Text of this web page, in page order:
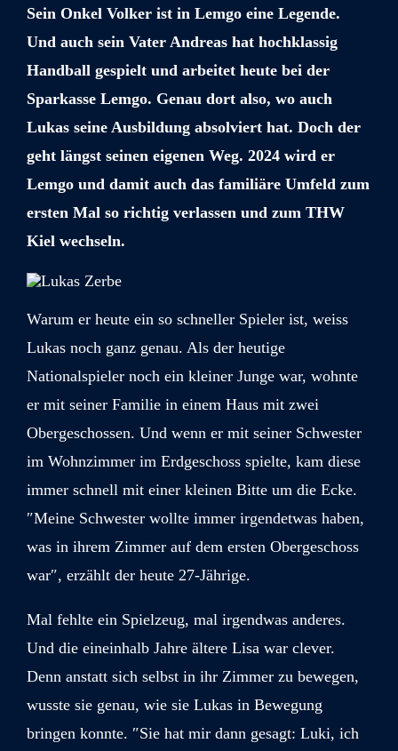
Sein Onkel Volker ist in Lemgo eine Legende.
Und auch sein Vater Andreas hat hochklassig
Handball gespielt und arbeitet heute bei der
Sparkasse Lemgo. Genau dort also, wo auch
Lukas seine Ausbildung absolviert hat. Doch der
geht längst seinen eigenen Weg. 2024 wird er
Lemgo und damit auch das familiäre Umfeld zum
ersten Mal so richtig verlassen und zum THW
Kiel wechseln.
Warum er heute ein so schneller Spieler ist, weiss
Lukas noch ganz genau. Als der heutige
Nationalspieler noch ein kleiner Junge war, wohnte
er mit seiner Familie in einem Haus mit zwei
Obergeschossen. Und wenn er mit seiner Schwester
im Wohnzimmer im Erdgeschoss spielte, kam diese
immer schnell mit einer kleinen Bitte um die Ecke.
″Meine Schwester wollte immer irgendetwas haben,
was in ihrem Zimmer auf dem ersten Obergeschoss
war″, erzählt der heute 27-Jährige.
Mal fehlte ein Spielzeug, mal irgendwas anderes.
Und die eineinhalb Jahre ältere Lisa war clever.
Denn anstatt sich selbst in ihr Zimmer zu bewegen,
wusste sie genau, wie sie Lukas in Bewegung
bringen konnte. ″Sie hat mir dann gesagt: Luki, ich